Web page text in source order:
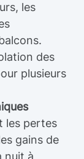
les
des
plusieurs
les pertes
gains de
nuit à